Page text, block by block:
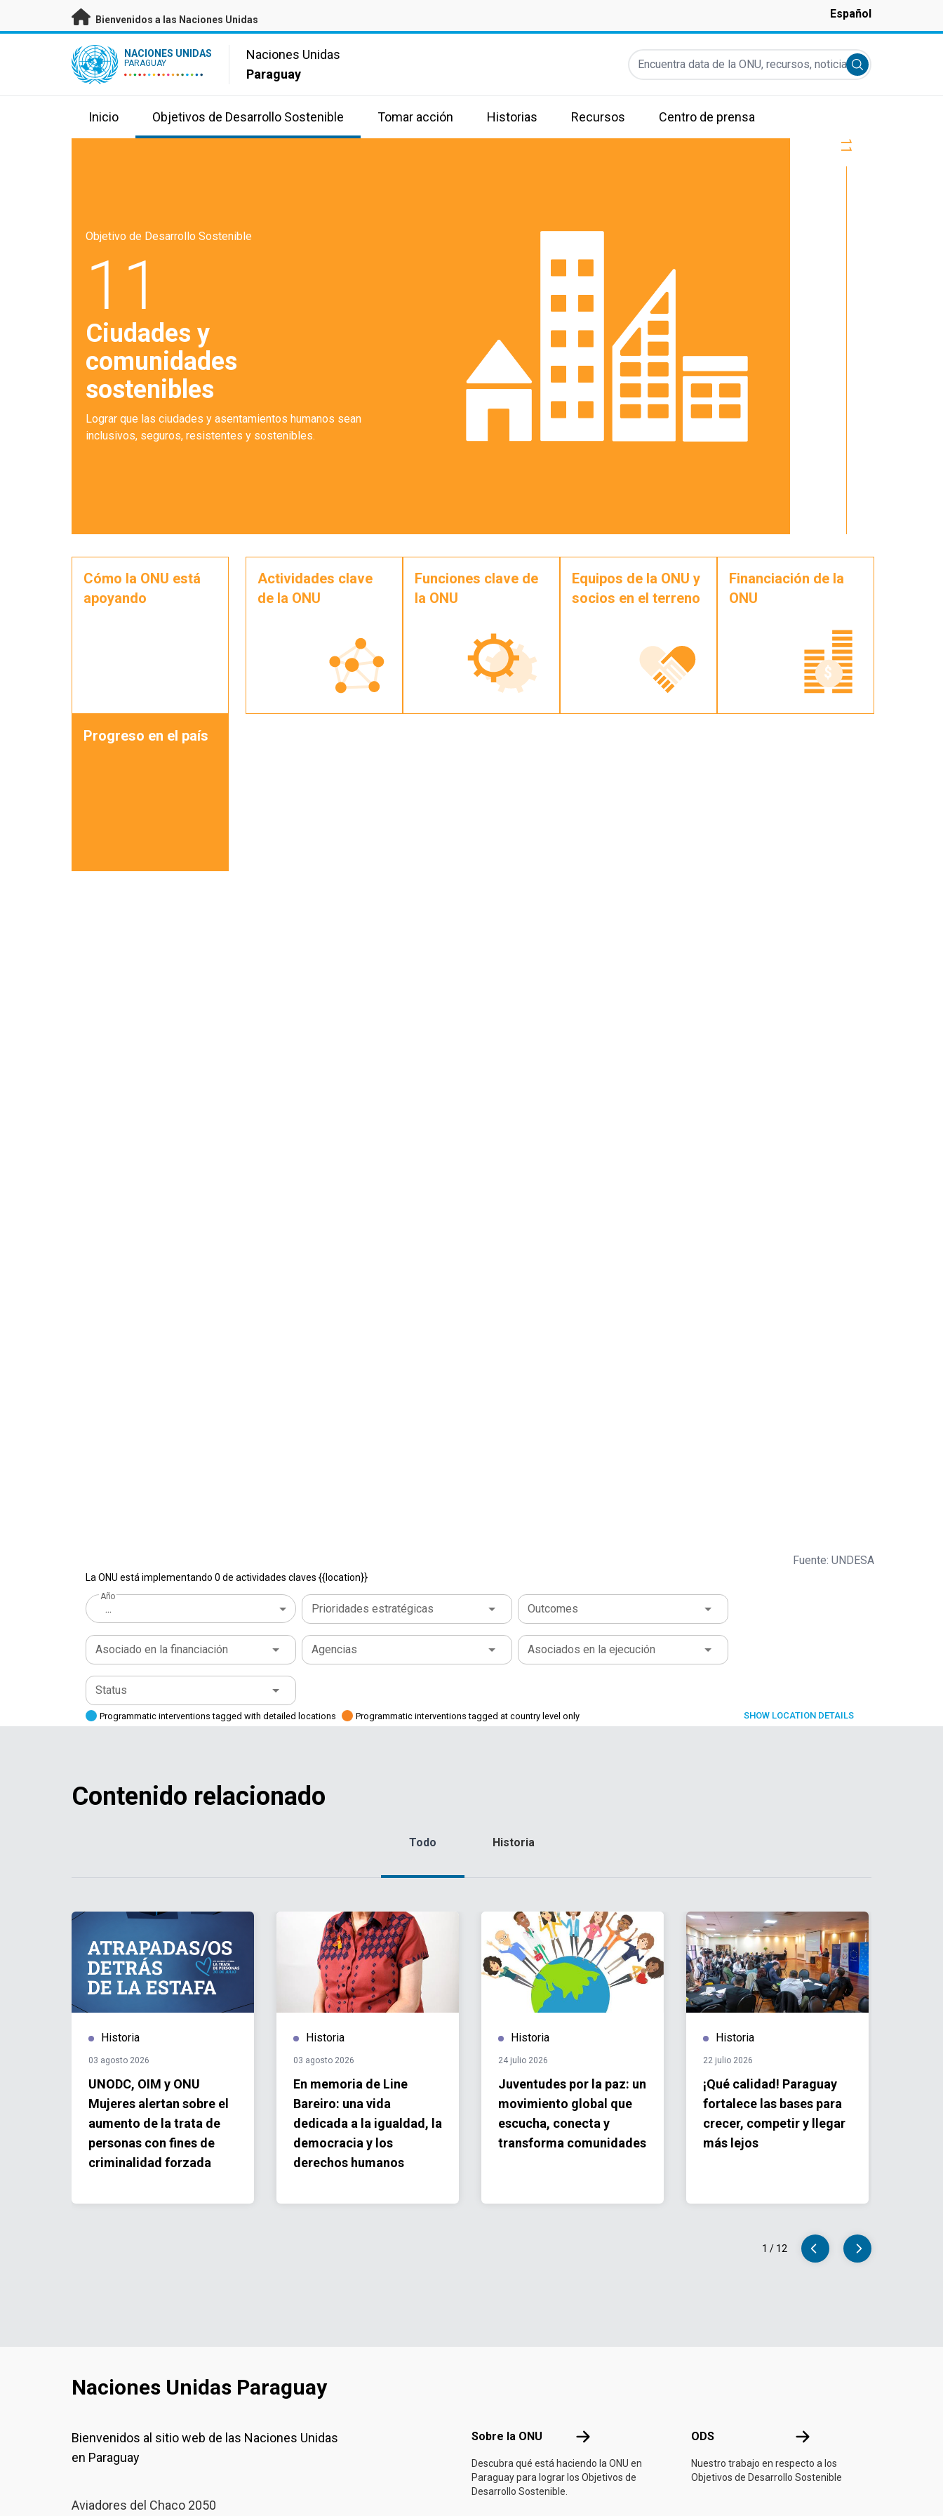
Saltar a contenido principal
Bienvenidos a las Naciones Unidas Español
UN Logo NACIONES UNIDAS
PARAGUAY
Naciones Unidas
Paraguay
Encuentra data de la ONU, recursos, noticias y más...
Submit search
Inicio Objetivos de Desarrollo Sostenible Tomar acción Historias Recursos Centro de prensa
Objetivo de Desarrollo Sostenible
11
Ciudades y
comunidades
sostenibles
Lograr que las ciudades y asentamientos humanos sean
inclusivos, seguros, resistentes y sostenibles.
11
Cómo la ONU está
apoyando
Progreso en el país
Actividades clave
de la ONU
Funciones clave de
la ONU
Equipos de la ONU y
socios en el terreno
Financiación de la
ONU
Fuente: UNDESA
La ONU está implementando 0 de actividades claves {{location}}
Año
... Prioridades estratégicas Outcomes
Asociado en la financiación Agencias Asociados en la ejecución
Status
Programmatic interventions tagged with detailed locations Programmatic interventions tagged at country level only SHOW LOCATION DETAILS
Contenido relacionado
Todo Historia
Historia
03 agosto 2026
UNODC, OIM y ONU
Mujeres alertan sobre el
aumento de la trata de
personas con fines de
criminalidad forzada
Historia
03 agosto 2026
En memoria de Line
Bareiro: una vida
dedicada a la igualdad, la
democracia y los
derechos humanos
Historia
24 julio 2026
Juventudes por la paz: un
movimiento global que
escucha, conecta y
transforma comunidades
Historia
22 julio 2026
¡Qué calidad! Paraguay
fortalece las bases para
crecer, competir y llegar
más lejos
1 / 12
Naciones Unidas Paraguay
Bienvenidos al sitio web de las Naciones Unidas
en Paraguay
Aviadores del Chaco 2050
Sobre la ONU Sobre la ONU
Descubra qué está haciendo la ONU en
Paraguay para lograr los Objetivos de
Desarrollo Sostenible.
ODS ODS
Nuestro trabajo en respecto a los
Objetivos de Desarrollo Sostenible